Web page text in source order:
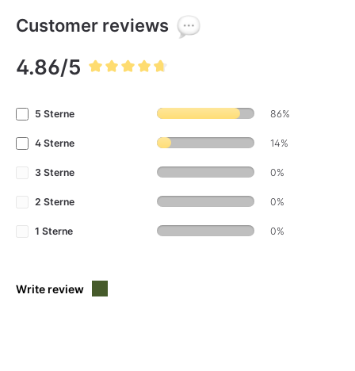
Customer reviews
4.86/5
5 Sterne 86%
4 Sterne 14%
3 Sterne 0%
2 Sterne 0%
1 Sterne 0%
Write review